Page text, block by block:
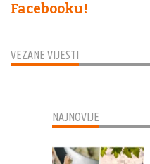
VEZANE VIJESTI
Facebooku!
NAJNOVIJE